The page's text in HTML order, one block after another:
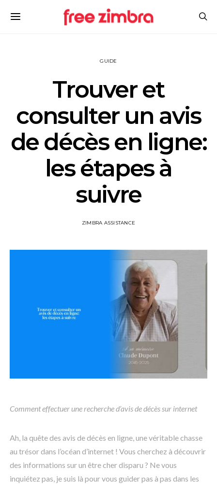
GUIDE
Trouver et
consulter un avis
de décès en ligne:
les étapes à
suivre
ZIMBRA ASSISTANCE
Comment effectuer une recherche d’avis de décès sur internet
Ah, la quête des avis de décès en ligne, une véritable chasse
au trésor dans l’océan d’internet ! Vous cherchez à découvrir
des informations sur un être cher disparu ? Ne vous
inquiétez pas, je suis là pour vous guider pas à pas dans les